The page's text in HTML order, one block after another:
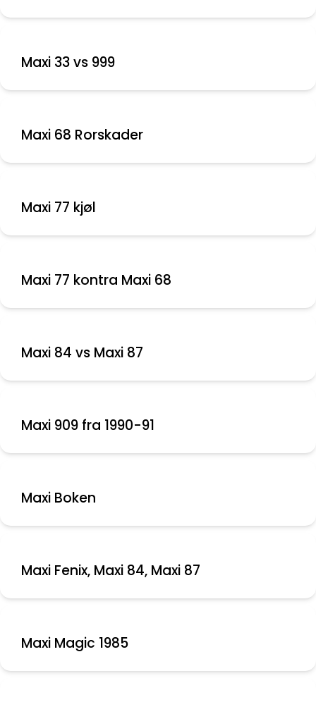
Maxi 33 vs 999
Maxi 68 Rorskader
Maxi 77 kjøl
Maxi 77 kontra Maxi 68
Maxi 84 vs Maxi 87
Maxi 909 fra 1990-91
Maxi Boken
Maxi Fenix, Maxi 84, Maxi 87
Maxi Magic 1985